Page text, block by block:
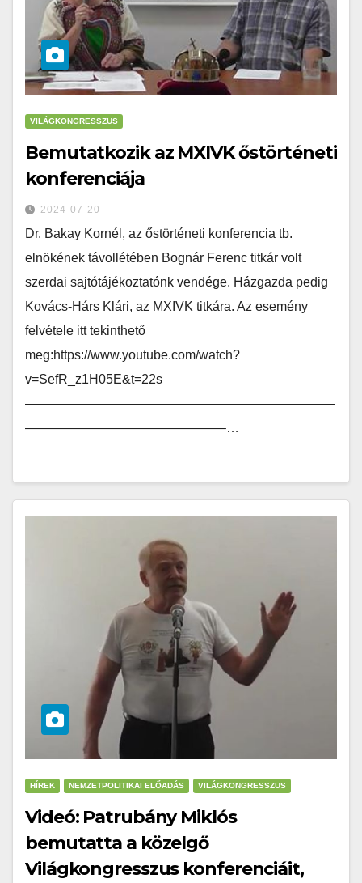
VILÁGKONGRESSZUS
Bemutatkozik az MXIVK őstörténeti
konferenciája
2024-07-20
Dr. Bakay Kornél, az őstörténeti konferencia tb.
elnökének távollétében Bognár Ferenc titkár volt
szerdai sajtótájékoztatónk vendége. Házgazda pedig
Kovács-Hárs Klári, az MXIVK titkára. Az esemény
felvétele itt tekinthető
meg:https://www.youtube.com/watch?
v=SefR_z1H05E&t=22s
————————————————————————
———————————————–…
HÍREK NEMZETPOLITIKAI ELŐADÁS VILÁGKONGRESSZUS
Videó: Patrubány Miklós
bemutatta a közelgő
Világkongresszus konferenciáit,